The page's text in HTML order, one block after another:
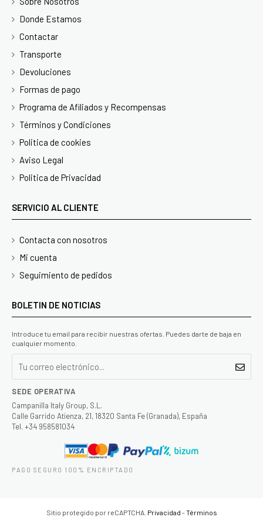
Donde Estamos
Contactar
Transporte
Devoluciones
Formas de pago
Programa de Afiliados y Recompensas
Términos y Condiciones
Politica de cookies
Aviso Legal
Politica de Privacidad
SERVICIO AL CLIENTE
Contacta con nosotros
Mi cuenta
Seguimiento de pedidos
BOLETIN DE NOTICIAS
Introduce tu email para recibir nuestras ofertas. Puedes darte de baja en
cualquier momento.
SEDE OPERATIVA
Campanilla Italy Group, S.L.
Calle Garrido Atienza, 21, 18320 Santa Fe (Granada), España
Tel. +34 958581034
PAGO SEGURO 100% ENCRIPTADO
Sitio protegido por reCAPTCHA. Privacidad -Términos